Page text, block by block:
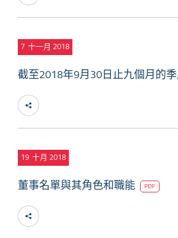
7 十一月 2018
截至2018年9月30日止九個月的
19 十月 2018
董事名單與其角色和職能 PDF